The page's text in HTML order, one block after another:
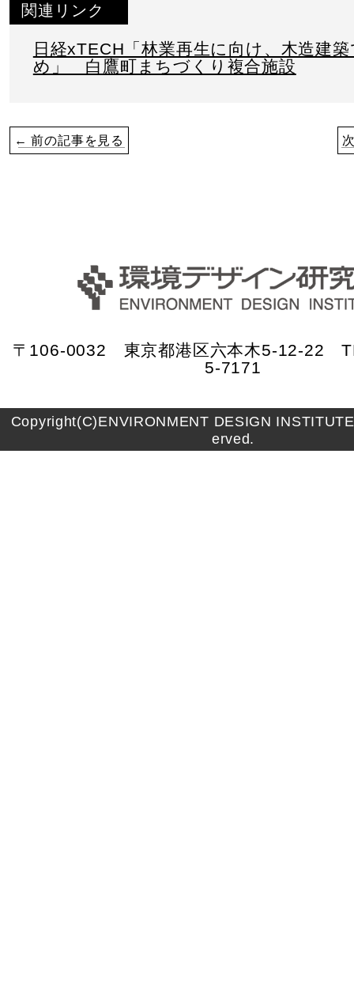
関連リンク
日経xTECH「林業再生に向け、木造建
め」 白鷹町まちづくり複合施設
← 前の記事を見る
〒106-0032 東京都港区六本木5-12-22
5-7171
Copyright(C)ENVIRONMENT DESIGN
erved.